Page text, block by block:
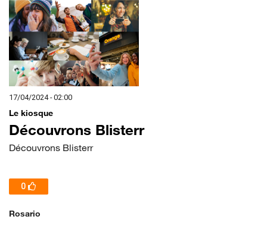
17/04/2024 - 02:00
Le kiosque
Découvrons Blisterr
Découvrons Blisterr
0
Rosario